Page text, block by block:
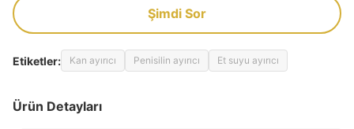
Şimdi Sor
Etiketler: Kan ayırıcı Penisilin ayırıcı Et suyu ayırıcı
Ürün Detayları